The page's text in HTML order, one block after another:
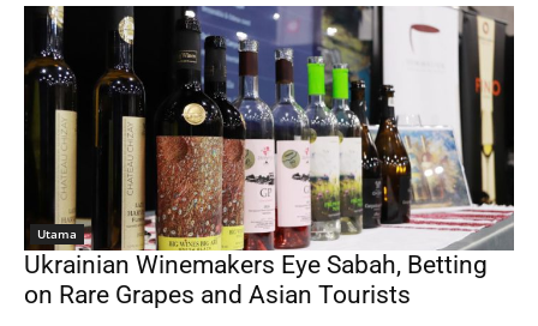
Utama
Ukrainian Winemakers Eye Sabah, Betting
on Rare Grapes and Asian Tourists